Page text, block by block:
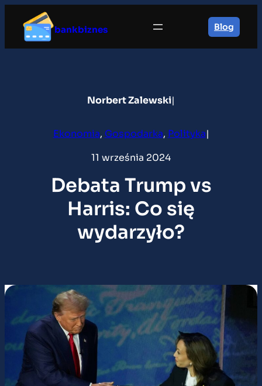
treści
bankbiznes Blog
Norbert Zalewski|
Ekonomia, Gospodarka, Polityka|
11 września 2024
Debata Trump vs
Harris: Co się
wydarzyło?